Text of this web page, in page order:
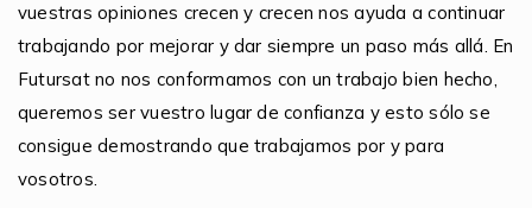
vuestras opiniones crecen y crecen nos ayuda a continuar
trabajando por mejorar y dar siempre un paso más allá. En
Futursat no nos conformamos con un trabajo bien hecho,
queremos ser vuestro lugar de confianza y esto sólo se
consigue demostrando que trabajamos por y para
vosotros.